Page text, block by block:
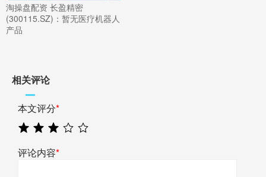
淘操盘配资 长盈精密
(300115.SZ)：暂无医疗机器人
产品
相关评论
本文评分*
评论内容*